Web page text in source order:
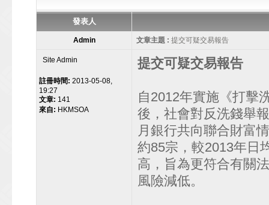
發表人
Admin 文章主題 : 提交可疑交易報告
Site Admin
註冊時間: 2013-05-08,
19:27
文章: 141
來自: HKMSOA
提交可疑交易報告
自2012年實施《打擊
後，社會對反洗錢舉
月銀行共向聯合財富
約85宗，較2013年日
高，旨為更符合有關
風險減低。